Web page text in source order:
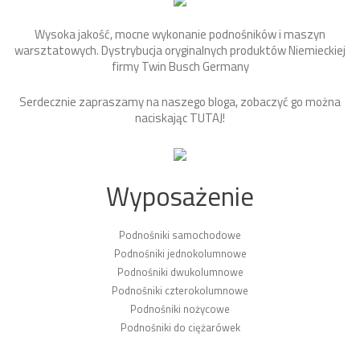
Wysoka jakość, mocne wykonanie podnośników i maszyn
warsztatowych. Dystrybucja oryginalnych produktów Niemieckiej
firmy Twin Busch Germany
Serdecznie zapraszamy na naszego bloga, zobaczyć go można
naciskającTUTAJ!
Wyposażenie
Podnośniki samochodowe
Podnośniki jednokolumnowe
Podnośniki dwukolumnowe
Podnośniki czterokolumnowe
Podnośniki nożycowe
Podnośniki do ciężarówek